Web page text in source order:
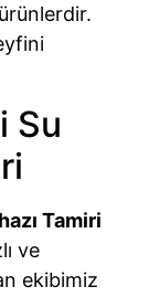
Su
Tamiri
ve
ekibimiz